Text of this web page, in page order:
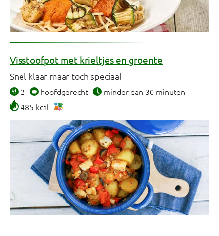
Visstoofpot met krieltjes en groente
Snel klaar maar toch speciaal
2 hoofdgerecht
minder dan 30 minuten
485 kcal